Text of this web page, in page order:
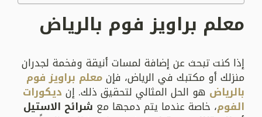
معلم براويز فوم بالرياض
إذا كنت تبحث عن إضافة لمسات أنيقة وفخمة لجدران
منزلك أو مكتبك في الرياض، فإنمعلم براويز فوم
بالرياض هو الحل المثالي لتحقيق ذلك. إن ديكورات
الفوم، خاصة عندما يتم دمجها مع شرائح الاستيل